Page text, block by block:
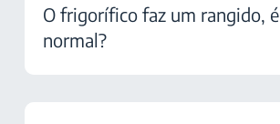
O frigorífico faz um rangido, é
normal?